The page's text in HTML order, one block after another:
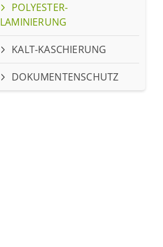
POLYESTER-
LAMINIERUNG
KALT-KASCHIERUNG
DOKUMENTENSCHUTZ